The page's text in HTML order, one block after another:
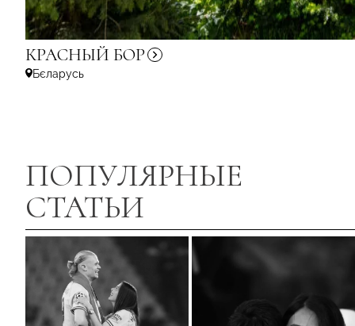
КРАСНЫЙ БОР
Бєларусь
ПОПУЛЯРНЫЕ
СТАТЬИ